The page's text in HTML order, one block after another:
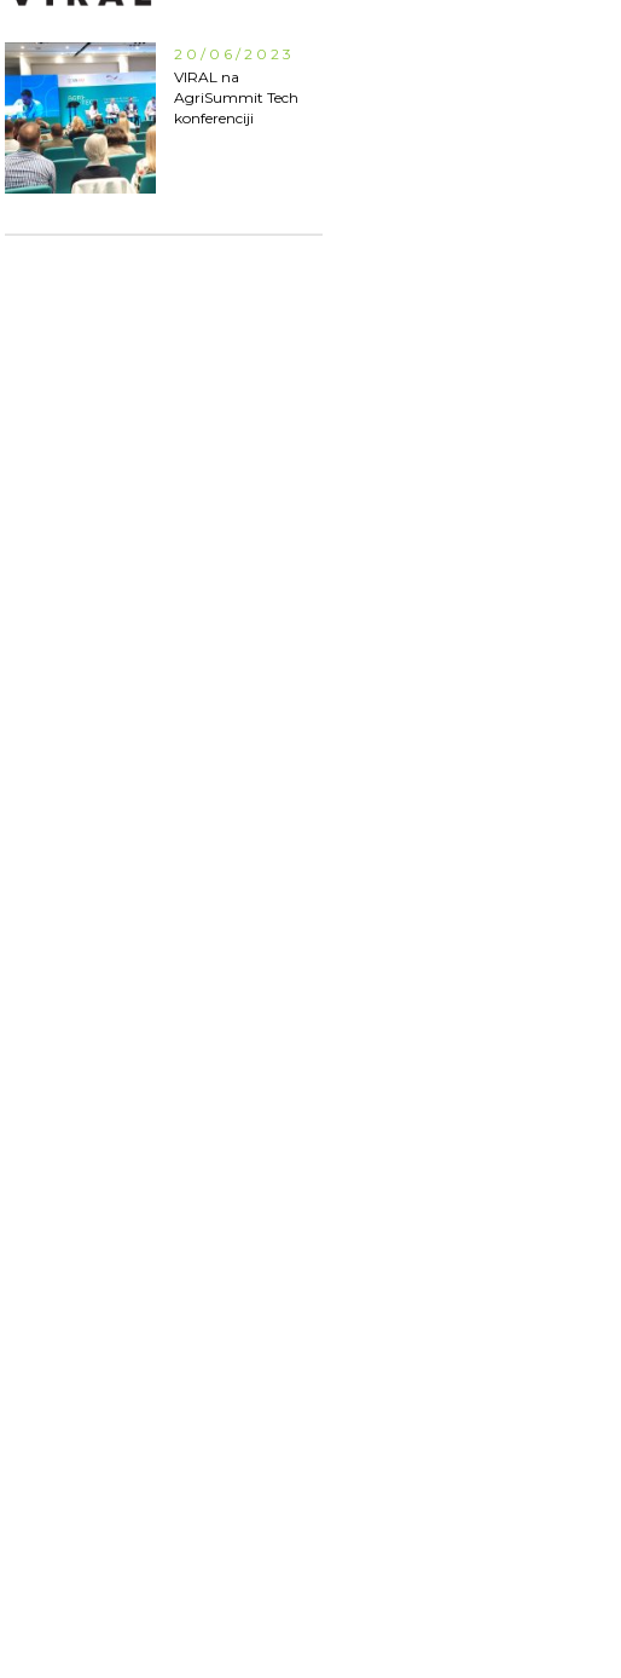
20/06/2023
VIRAL na
AgriSummit Tech
konferenciji